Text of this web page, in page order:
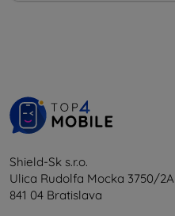
Shield-Sk s.r.o.
Ulica Rudolfa Mocka 3750/2A
841 04 Bratislava